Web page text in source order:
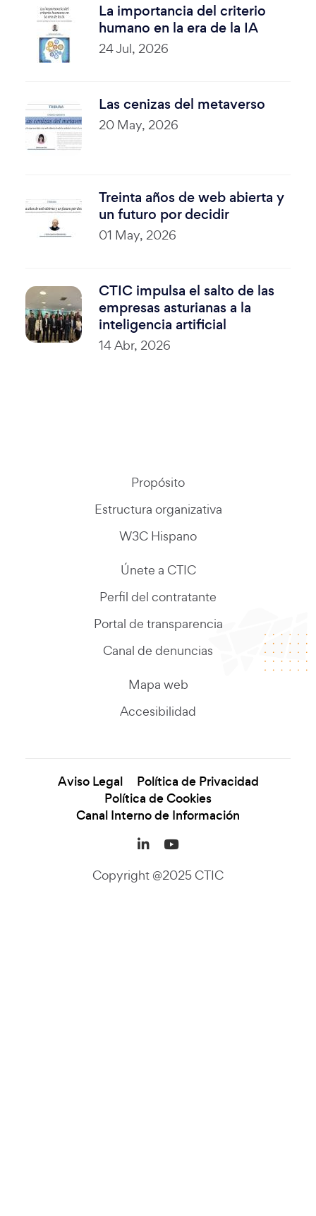
La importancia del criterio
humano en la era de la IA
24 Jul, 2026
Las cenizas del metaverso
20 May, 2026
Treinta años de web abierta y
un futuro por decidir
01 May, 2026
CTIC impulsa el salto de las
empresas asturianas a la
inteligencia artificial
14 Abr, 2026
Propósito
Estructura organizativa
W3C Hispano
Únete a CTIC
Perfil del contratante
Portal de transparencia
Canal de denuncias
Mapa web
Accesibilidad
Aviso Legal
Política de Privacidad
Política de Cookies
Canal Interno de Información
LinkedIn (se abre en
YouTube (se abre
Copyright @2025 CTIC